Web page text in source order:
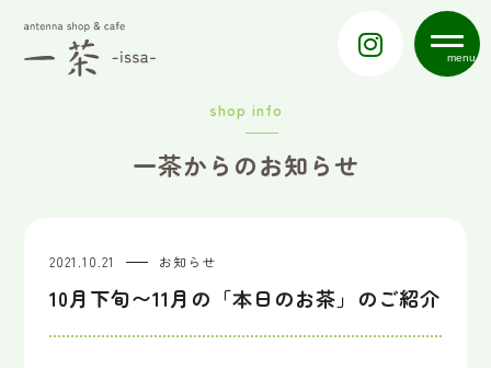
menu
shop info
一茶からのお知らせ
2021.10.21 お知らせ
10月下旬〜11月の「本日のお茶」のご紹介